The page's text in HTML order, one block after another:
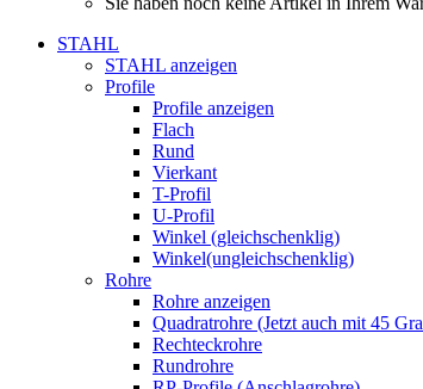
STAHL
STAHL anzeigen
Profile
Profile anzeigen
Flach
Rund
Vierkant
T-Profil
U-Profil
Winkel (gleichschenklig)
Winkel(ungleichschenklig)
Rohre
Rohre anzeigen
Quadratrohre (Jetzt auch mit 45
Rechteckrohre
Rundrohre